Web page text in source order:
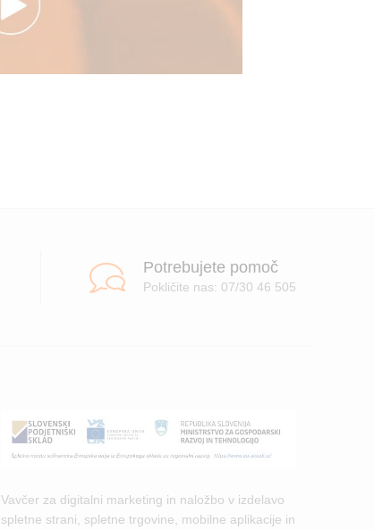
Potrebujete pomoč
Pokličite nas: 07/30 46 505
Vavčer za digitalni marketing in naložbo v izdelavo
spletne strani, spletne trgovine, mobilne aplikacije in